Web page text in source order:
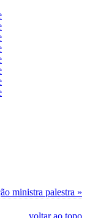
ministra palestra »
voltar ao topo